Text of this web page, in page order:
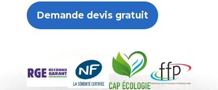
Demande devis gratuit